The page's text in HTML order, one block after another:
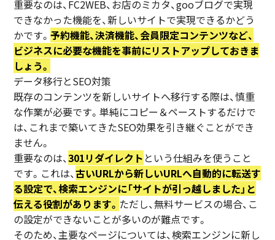
重要なのは、FC2WEB、お店のミカタ、gooブログで実現
できなかった機能を、新しいサイトで実現できるかどう
かです。予約機能、決済機能、会員限定コンテンツなど、
ビジネスに必要な機能を事前にリストアップしておきま
しょう。
データ移行とSEO対策
既存のコンテンツを新しいサイトへ移行する際は、慎重
な作業が必要です。単純にコピー＆ペーストするだけで
は、これまで築いてきたSEO効果を引き継ぐことができ
ません。
重要なのは、301リダイレクト という仕組みを使うこと
です。これは、古いURLから新しいURLへ自動的に転送す
る設定で、検索エンジンに「サイトが引っ越しました」と
伝える役割があります。 ただし、無料サービスの場合、こ
の設定ができないことが多いのが難点です。
そのため、主要なページについては、検索エンジンに新し